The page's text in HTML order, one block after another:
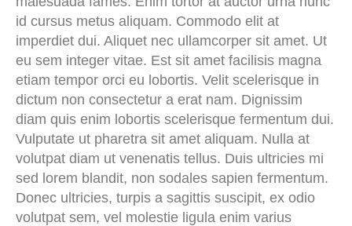
id cursus metus aliquam. Commodo elit at
imperdiet dui. Aliquet nec ullamcorper sit amet. Ut
eu sem integer vitae. Est sit amet facilisis magna
etiam tempor orci eu lobortis. Velit scelerisque in
dictum non consectetur a erat nam. Dignissim
diam quis enim lobortis scelerisque fermentum dui.
Vulputate ut pharetra sit amet aliquam. Nulla at
volutpat diam ut venenatis tellus. Duis ultricies mi
sed lorem blandit, non sodales sapien fermentum.
Donec ultricies, turpis a sagittis suscipit, ex odio
volutpat sem, vel molestie ligula enim varius